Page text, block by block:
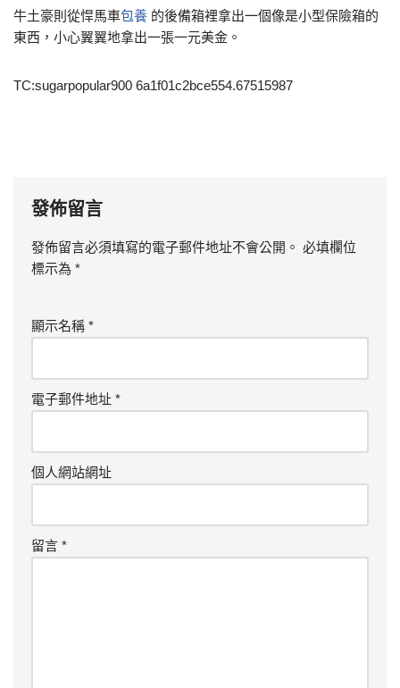
牛土豪則從悍馬車包養 的後備箱裡拿出一個像是小型保險箱的
東西，小心翼翼地拿出一張一元美金。
TC:sugarpopular900 6a1f01c2bce554.67515987
發佈留言
發佈留言必須填寫的電子郵件地址不會公開。 必填欄位
標示為 *
顯示名稱 *
電子郵件地址 *
個人網站網址
留言 *